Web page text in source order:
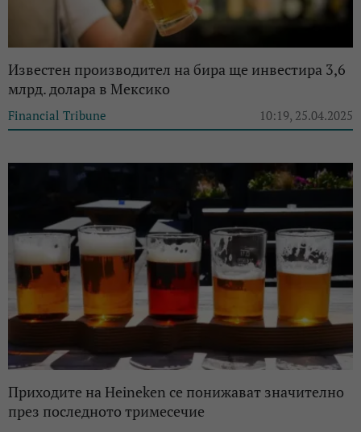
Известен производител на бира ще инвестира 3,6
млрд. долара в Мексико
Financial Tribune 10:19, 25.04.2025
Приходите на Heineken се понижават значително
през последното тримесечие